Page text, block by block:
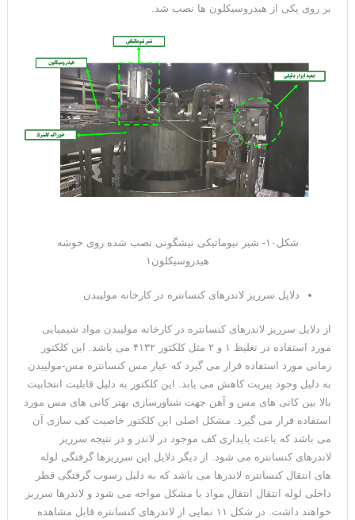
بر روی یکی از هیدروسیکلون ها نصب شد.
شکل۱۰- شیر نیوماتیکی نیشگونی نصب شده روی خوشه
هیدروسیکلون۱
دلایل سرریز لاندرهای کنسانتره در کارخانه مولیبدن
از دلایل سرریز لاندرهای کنسانتره در کارخانه مولیبدن مواد شیمیایی
مورد استفاده در تغلیظ ۱ و ۲ مثل کلکتور ۴۱۳۲ می باشد. این کلکتور
زمانی مورد استفاده قرار می گیرد که عیار مس کنسانتره مس-مولیبدن
به دلیل وجود پیریت کاهش می یابد. این کلکتور به دلیل قابلیت انتخابیت
بالا بین کانی های مس و آهن جهت شناورسازی بهتر کانی های مس مورد
استفاده قرار می گیرد. مشکل اصلی این کلکتور خاصیت کف سازی آن
می باشد که باعث پایداری کف موجود در لاندر و در نتیجه سرریز
لاندرهای کنسانتره می شود. از دیگر دلایل این سرریزها گرفتگی لوله
های انتقال کنسانتره لاندرها می باشد که به دلیل رسوب گرفتگی قطر
داخلی لوله انتقال انتقال مواد با مشکل مواجه می شود و لاندرها سرریز
خواهند داشت. در شکل ۱۱ نمایی از لاندرهای کنسانتره قابل مشاهده